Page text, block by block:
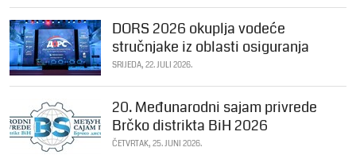
DORS 2026 okuplja vodeće
stručnjake iz oblasti osiguranja
SRIJEDA, 22. JULI 2026.
20. Međunarodni sajam privrede
Brčko distrikta BiH 2026
ČETVRTAK, 25. JUNI 2026.